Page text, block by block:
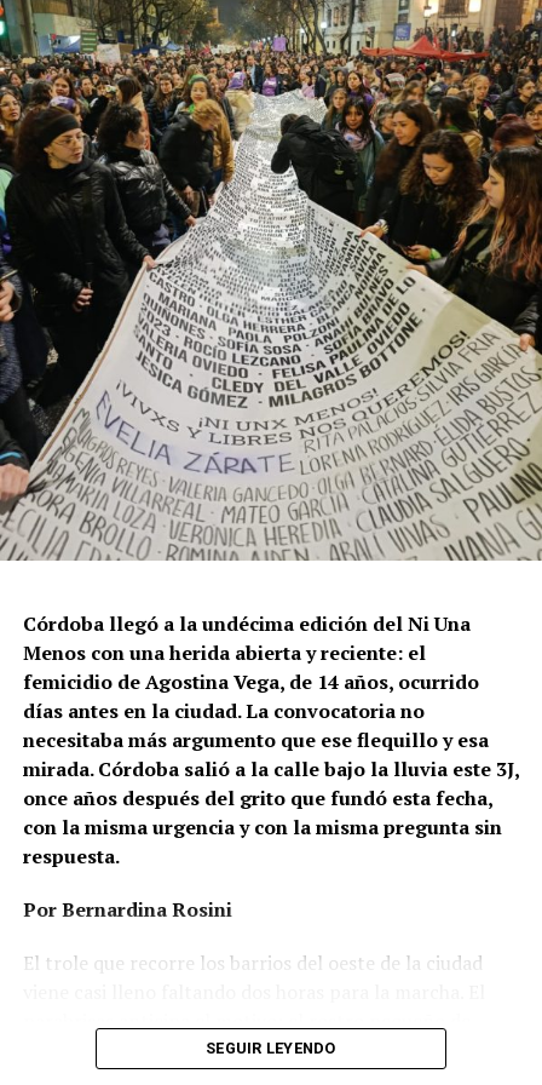
provee biodiversidad, y a una soberanía que se pierde río
abajo. Viaje en barco de MU desde el bajo delta
bonaerense, para conocer y escuchar a isleños,
productores, docentes, ambientalistas y vecinos que
resisten otra avanzada sobre un territorio en disputa.
Por Francisco Pandolfi
Descargar la Mu en PDF
Ganar la vida: La historia de (no)
Su hijo Ciro tenía 120 veces más agrotóxicos que lo
Córdoba llegó a la undécima edición del Ni Una
Menos con una herida abierta y reciente: el
femicidio de Agostina Vega, de 14 años, ocurrido
días antes en la ciudad. La convocatoria no
necesitaba más argumento que ese flequillo y esa
mirada. Córdoba salió a la calle bajo la lluvia este 3J,
once años después del grito que fundó esta fecha,
con la misma urgencia y con la misma pregunta sin
respuesta.
Por Bernardina Rosini
El trole que recorre los barrios del oeste de la ciudad
Agostina Vega, 14 años. Era fácil intuir que será una
SEGUIR LEYENDO